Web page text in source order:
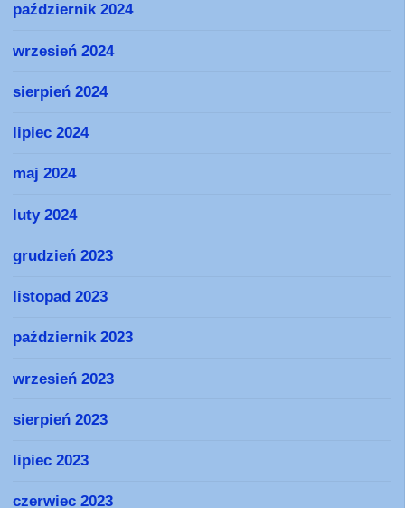
październik 2024
wrzesień 2024
sierpień 2024
lipiec 2024
maj 2024
luty 2024
grudzień 2023
listopad 2023
październik 2023
wrzesień 2023
sierpień 2023
lipiec 2023
czerwiec 2023